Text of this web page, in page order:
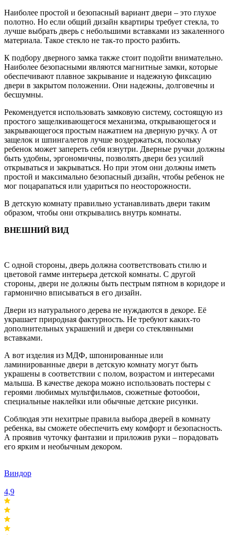
Наиболее простой и безопасный вариант двери – это глухое
полотно. Но если общий дизайн квартиры требует стекла, то
лучше выбрать дверь с небольшими вставками из закаленного
материала. Такое стекло не так-то просто разбить.
К подбору дверного замка также стоит подойти внимательно.
Наиболее безопасными являются магнитные замки, которые
обеспечивают плавное закрывание и надежную фиксацию
двери в закрытом положении. Они надежны, долговечны и
бесшумны.
Рекомендуется использовать замковую систему, состоящую из
простого защелкивающегося механизма, открывающегося и
закрывающегося простым нажатием на дверную ручку. А от
защелок и шпингалетов лучше воздержаться, поскольку
ребенок может запереть себя изнутри. Дверные ручки должны
быть удобны, эргономичны, позволять двери без усилий
открываться и закрываться. Но при этом они должны иметь
простой и максимально безопасный дизайн, чтобы ребенок не
мог поцарапаться или удариться по неосторожности.
В детскую комнату правильно устанавливать двери таким
образом, чтобы они открывались внутрь комнаты.
ВНЕШНИЙ ВИД
С одной стороны, дверь должна соответствовать стилю и
цветовой гамме интерьера детской комнаты. С другой
стороны, двери не должны быть пестрым пятном в коридоре и
гармонично вписываться в его дизайн.
Двери из натурального дерева не нуждаются в декоре. Её
украшает природная фактурность. Не требуют каких-то
дополнительных украшений и двери со стеклянными
вставками.
А вот изделия из МДФ, шпонированные или
ламинированные двери в детскую комнату могут быть
украшены в соответствии с полом, возрастом и интересами
малыша. В качестве декора можно использовать постеры с
героями любимых мультфильмов, сюжетные фотообои,
специальные наклейки или обычные детские рисунки.
Соблюдая эти нехитрые правила выбора дверей в комнату
ребенка, вы сможете обеспечить ему комфорт и безопасность.
А проявив чуточку фантазии и приложив руки – порадовать
его ярким и необычным декором.
Виндор
4,9